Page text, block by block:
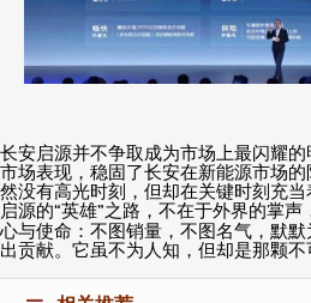
长安启源并不争取成为市场上最闪耀
市场表现，稳固了长安在新能源市场
然没有高光时刻，但却在关键时刻充当
启源的“英雄”之路，不在于外界的掌声
心与使命：不图销量，不图名气，默
出贡献。它虽不为人知，但却是那颗不